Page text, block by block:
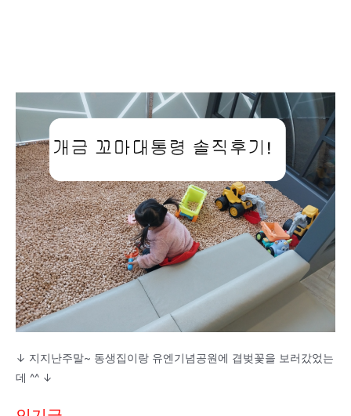
↓ 지지난주말~ 동생집이랑 유엔기념공원에 겹벚꽃을 보러갔었는
데 ^^ ↓